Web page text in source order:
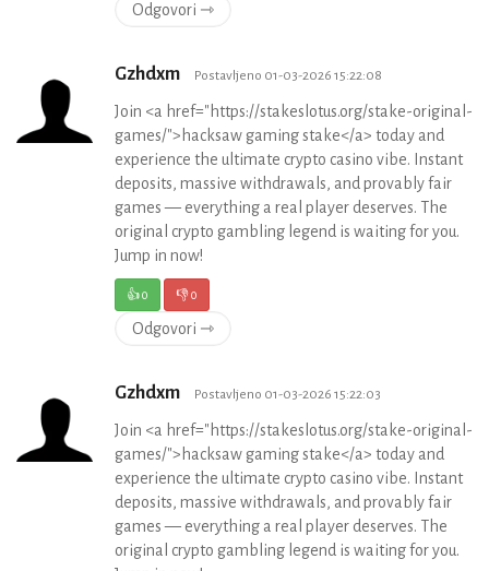
Odgovori ⇾
Gzhdxm Postavljeno 01-03-2026 15:22:08
Join <a href="https://stakeslotus.org/stake-original-
games/">hacksaw gaming stake</a> today and
experience the ultimate crypto casino vibe. Instant
deposits, massive withdrawals, and provably fair
games — everything a real player deserves. The
original crypto gambling legend is waiting for you.
Jump in now!
👍0 👎0
Odgovori ⇾
Gzhdxm Postavljeno 01-03-2026 15:22:03
Join <a href="https://stakeslotus.org/stake-original-
games/">hacksaw gaming stake</a> today and
experience the ultimate crypto casino vibe. Instant
deposits, massive withdrawals, and provably fair
games — everything a real player deserves. The
original crypto gambling legend is waiting for you.